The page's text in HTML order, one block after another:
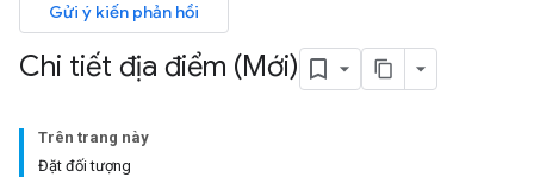
Gửi ý kiến phản hồi
Chi tiết địa điểm (Mới)
Trên trang này
Đặt đối tượng